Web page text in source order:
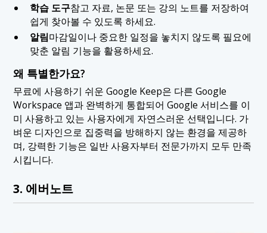
학습 도구참고 자료, 논문 또는 강의 노트를 저장하여
쉽게 찾아볼 수 있도록 하세요.
알림마감일이나 중요한 일정을 놓치지 않도록 필요에
맞춘 알림 기능을 활용하세요.
왜 특별한가요?
무료에 사용하기 쉬운 Google Keep은 다른 Google
Workspace 앱과 완벽하게 통합되어 Google 서비스를 이
미 사용하고 있는 사용자에게 자연스러운 선택입니다. 가
벼운 디자인으로 집중력을 방해하지 않는 환경을 제공하
며, 강력한 기능은 일반 사용자부터 전문가까지 모두 만족
시킵니다.
3. 에버노트